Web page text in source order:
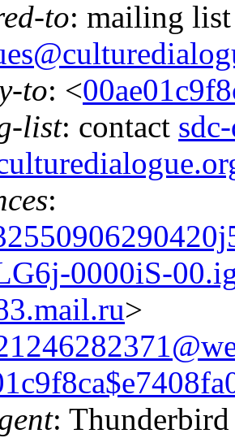
to: mailing
to: <
list: contact
:
0000iS-
>
: